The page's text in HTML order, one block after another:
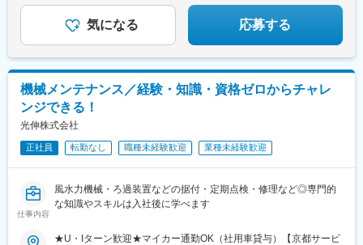
気になる 応募する
機械メンテナンス／経験・知識・資格ゼロからチャレ
ンジできる！
光伸株式会社
正社員 転勤なし 職種未経験歓迎 業種未経験歓迎
仕事内容
風水力機械・ろ過装置などの据付・定期点検・修理など◎専門的
な知識やスキルは入社後に学べます
★U・Iターン歓迎★マイカー通勤OK（社用車貸与）【京都サービ